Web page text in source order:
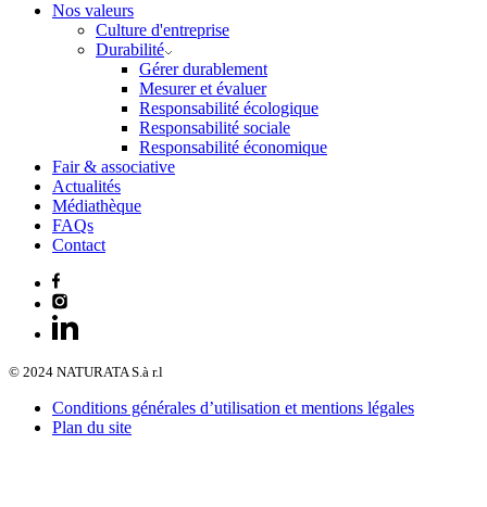
Nos valeurs
Culture d'entreprise
Durabilité
Gérer durablement
Mesurer et évaluer
Responsabilité écologique
Responsabilité sociale
Responsabilité économique
Fair & associative
Actualités
Médiathèque
FAQs
Contact
© 2024 NATURATA S.à r.l
Conditions générales d’utilisation et mentions légales
Plan du site